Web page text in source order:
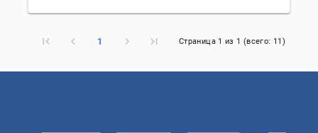
1 Страница 1 из 1 (всего: 11 )